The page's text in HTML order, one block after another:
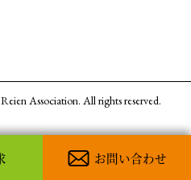
お問い合わせ
Association. All rights reserved.